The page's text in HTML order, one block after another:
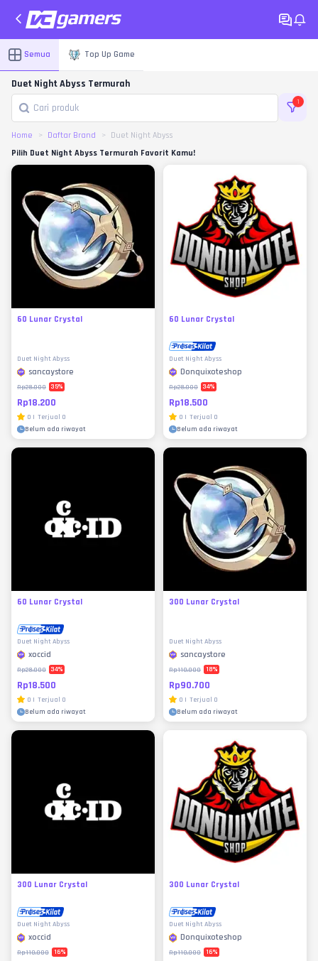
Semua Top Up Game
Duet Night Abyss Termurah
1
Home Daftar Brand
Duet Night Abyss
Pilih Duet Night Abyss Termurah Favorit Kamu!
60 Lunar Crystal
Duet Night Abyss
sancaystore
Rp28.000 35%
Rp18.200
0 | Terjual 0
Belum ada riwayat
60 Lunar Crystal
Duet Night Abyss
Donquixoteshop
Rp28.000 34%
Rp18.500
0 | Terjual 0
Belum ada riwayat
60 Lunar Crystal
Duet Night Abyss
xoccid
Rp28.000 34%
Rp18.500
0 | Terjual 0
Belum ada riwayat
300 Lunar Crystal
Duet Night Abyss
sancaystore
Rp110.000 18%
Rp90.700
0 | Terjual 0
Belum ada riwayat
300 Lunar Crystal
Duet Night Abyss
xoccid
Rp110.000 16%
300 Lunar Crystal
Duet Night Abyss
Donquixoteshop
Rp110.000 16%